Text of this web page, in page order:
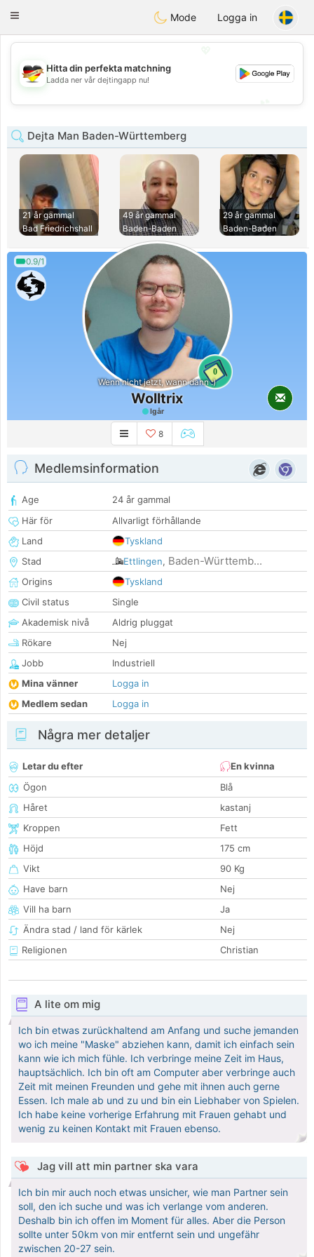
Deutsch Dating
Toggle
Mode Logga in
💖
💕
Hitta din perfekta matchning
Ladda ner vår dejtingapp nu!
Dejta Man Baden-Württemberg
21 år gammal
Bad Friedrichshall
49 år gammal
Baden-Baden
29 år gammal
Baden-Baden
0.9/1
0
Wenn nicht jetzt, wann dann :)
Wolltrix
Igår
8
Medlemsinformation
Age
24 år gammal
Här för
Allvarligt förhållande
Land
Tyskland
Stad
Ettlingen, Baden-Württemb...
Origins
Tyskland
Civil status
Single
Akademisk nivå
Aldrig pluggat
Rökare
Nej
Jobb
Industriell
Mina vänner
Logga in
Medlem sedan
Logga in
Några mer detaljer
Letar du efter
En kvinna
Ögon
Blå
Håret
kastanj
Kroppen
Fett
Höjd
175 cm
Vikt
90 Kg
Have barn
Nej
Vill ha barn
Ja
Ändra stad / land för kärlek
Nej
Religionen
Christian
A lite om mig
Ich bin etwas zurückhaltend am Anfang und suche jemanden
wo ich meine "Maske" abziehen kann, damit ich einfach sein
kann wie ich mich fühle. Ich verbringe meine Zeit im Haus,
hauptsächlich. Ich bin oft am Computer aber verbringe auch
Zeit mit meinen Freunden und gehe mit ihnen auch gerne
Essen. Ich male ab und zu und bin ein Liebhaber von Spielen.
Ich habe keine vorherige Erfahrung mit Frauen gehabt und
wenig zu keinen Kontakt mit Frauen ebenso.
Jag vill att min partner ska vara
Ich bin mir auch noch etwas unsicher, wie man Partner sein
soll, den ich suche und was ich verlange vom anderen.
Deshalb bin ich offen im Moment für alles. Aber die Person
sollte unter 50km von mir entfernt sein und ungefähr
zwischen 20-27 sein.